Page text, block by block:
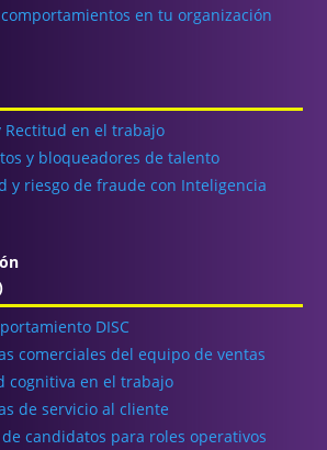
en tu organización
Rectitud en el trabajo
y bloqueadores de talento
y riesgo de fraude con Inteligencia
DISC
comerciales del equipo de ventas
cognitiva en el trabajo
de servicio al cliente
candidatos para roles operativos